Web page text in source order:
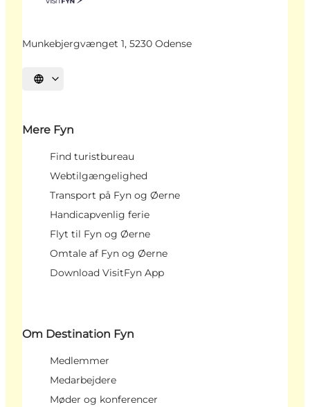
Munkebjergvænget 1, 5230 Odense
Vælg sprog
Mere Fyn
Find turistbureau
Webtilgængelighed
Transport på Fyn og Øerne
Handicapvenlig ferie
Flyt til Fyn og Øerne
Omtale af Fyn og Øerne
Download VisitFyn App
Om Destination Fyn
Medlemmer
Medarbejdere
Møder og konferencer